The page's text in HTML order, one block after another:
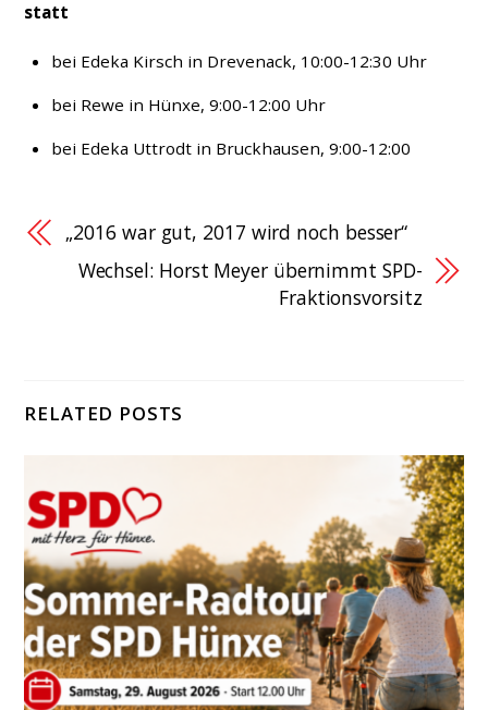
statt
bei Edeka Kirsch in Drevenack, 10:00-12:30 Uhr
bei Rewe in Hünxe, 9:00-12:00 Uhr
bei Edeka Uttrodt in Bruckhausen, 9:00-12:00
„2016 war gut, 2017 wird noch besser“
Wechsel: Horst Meyer übernimmt SPD-
Fraktionsvorsitz
RELATED POSTS